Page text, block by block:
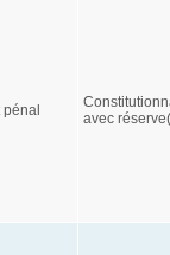
pénal
avec